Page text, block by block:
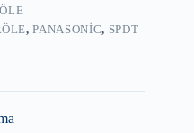
,PANASONIC, SPDT